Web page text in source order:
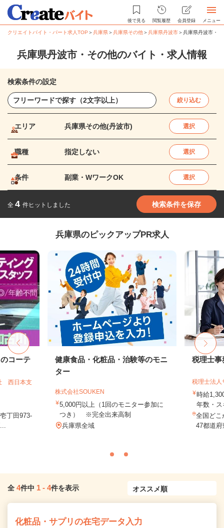
後で見る 閲覧履歴 会員登録 メニュー
クリエイトバイト・パート求人TOP ＞兵庫県＞兵庫県その他＞兵庫県丹波市＞兵庫県丹波市・
兵庫県丹波市・その他のバイト・求人情報
検索条件の設定
絞り込む
エリア 兵庫県その他(丹波市) 選択
職種 指定しない 選択
条件 副業・WワークOK 選択
全 4 件ヒットしました 検索条件を保存
兵庫県のピックアップPR求人
コーテ
西日本支
丁田973-
健康食品・化粧品・治験等のモニ
ター
株式会社SOUKEN
5,000円以上（1回のモニター参加に
つき） ※完全出来高制
兵庫県全域
税理士事
税理士法人
時給
年数・
全国どこ
47都道
全 4件中 1 - 4件を表示
化粧品・サプリの在宅データ入力